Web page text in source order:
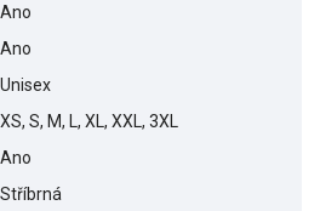
Ano
Ano
Unisex
XS, S, M, L, XL, XXL, 3XL
Ano
Stříbrná